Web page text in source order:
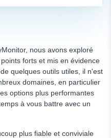
nous avons exploré
forts et mis en évidence
quelques outils utiles, il n'est
domaines, en particulier
options plus performantes
à vous battre avec un
plus fiable et conviviale